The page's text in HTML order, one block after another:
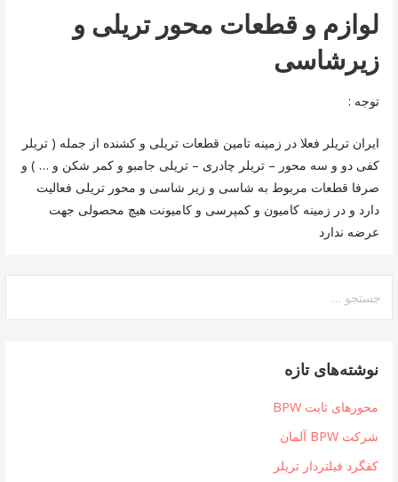
لوازم و قطعات محور تریلی و
زیرشاسی
توجه :
ایران تریلر فعلا در زمینه تامین قطعات تریلی و کشنده از جمله ( تریلر
کفی دو و سه محور – تریلر چادری – تریلی جامبو و کمر شکن و … ) و
صرفا قطعات مربوط به شاسی و زیر شاسی و محور تریلی فعالیت
دارد و در زمینه کامیون و کمپرسی و کامیونت هیچ محصولی جهت
عرضه ندارد
برای:
نوشته‌های تازه
محورهای ثابت BPW
شرکت BPW آلمان
کفگرد فیلتردار تریلر